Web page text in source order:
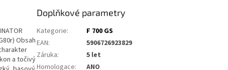
Obsah
a točivý
Doplňkové parametry
Kategorie:
F 700 GS
EAN:
5906726923829
Záruka:
5 let
Homologace: ANO